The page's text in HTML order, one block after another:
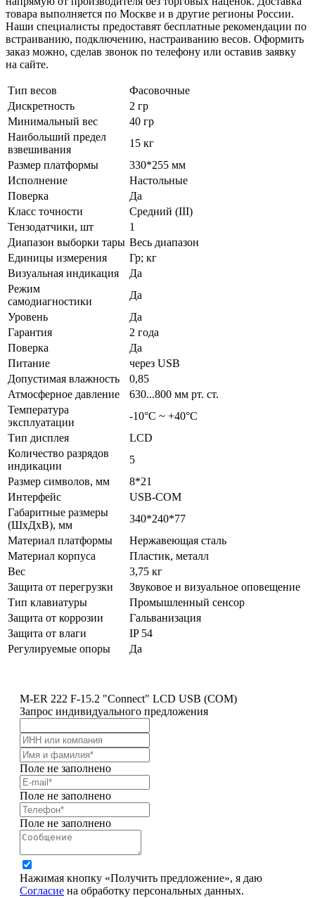
товара выполняется по Москве и в другие регионы России.
Наши специалисты предоставят бесплатные рекомендации по
встраиванию, подключению, настраиванию весов. Оформить
заказ можно, сделав звонок по телефону или оставив заявку
на сайте.
Тип весов
Фасовочные
Дискретность
2 гр
Минимальный вес
40 гр
Наибольший предел
взвешивания
15 кг
Размер платформы
330*255 мм
Исполнение
Настольные
Поверка
Да
Класс точности
Средний (III)
Тензодатчики, шт
1
Диапазон выборки тары Весь диапазон
Единицы измерения
Гр; кг
Визуальная индикация
Да
Режим
самодиагностики
Да
Уровень
Да
Гарантия
2 года
Поверка
Да
Питание
через USB
Допустимая влажность
0,85
Атмосферное давление
630...800 мм рт. ст.
Температура
эксплуатации
-10°C ~ +40°C
Тип дисплея
LCD
Количество разрядов
индикации
5
Размер символов, мм
8*21
Интерфейс
USB-COM
Габаритные размеры
(ШхДхВ), мм
340*240*77
Материал платформы
Нержавеющая сталь
Материал корпуса
Пластик, металл
Вес
3,75 кг
Защита от перегрузки
Звуковое и визуальное оповещение
Тип клавиатуры
Промышленный сенсор
Защита от коррозии
Гальванизация
Защита от влаги
IP 54
Регулируемые опоры
Да
M-ER 222 F-15.2 "Connect" LСD USB (COM)
Запрос индивидуального предложения
Поле не заполнено
Поле не заполнено
Поле не заполнено
Нажимая кнопку «Получить предложение», я даю
Согласие на обработку персональных данных.